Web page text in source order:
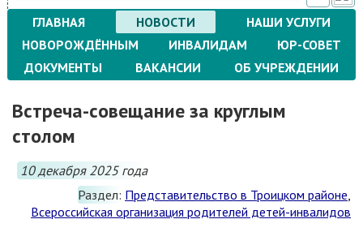
ГЛАВНАЯ НОВОСТИ
НАШИ УСЛУГИ
НОВОРОЖДЁННЫМ
ИНВАЛИДАМ
ЮР-СОВЕТ
ДОКУМЕНТЫ
ВАКАНСИИ ОБ УЧРЕЖДЕНИИ
Встреча-совещание за круглым
столом
10 декабря 2025 года
Раздел: Представительство в Троицком районе,
Всероссийская организация родителей детей-инвалидов